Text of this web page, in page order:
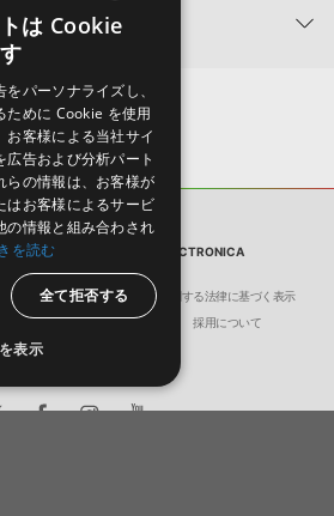
THE CUBE GUYS - TWISTED HOUSE AND TRIBAL TECH
ROYALSTONによるドラムンベ
ース・ライブラリ！
¥7,425 ¥5,197(30%OFF)
259pt
サンプルパック
/ NU JAZZ, DOWNTEMPO&ELECTRONICA
への取り組み
特定商取引に関する法律に基づく表示
約 個人情報の保護について 採用について
ENGLISH
は Cookie
パーソナライズし、
ために Cookie を使用
お客様による当社サイ
広告および分析パート
らの情報は、お客様が
はお客様によるサービ
の情報と組み合わされ
を読む
全て拒否する
表示